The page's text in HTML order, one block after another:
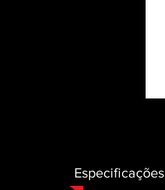
Especificações